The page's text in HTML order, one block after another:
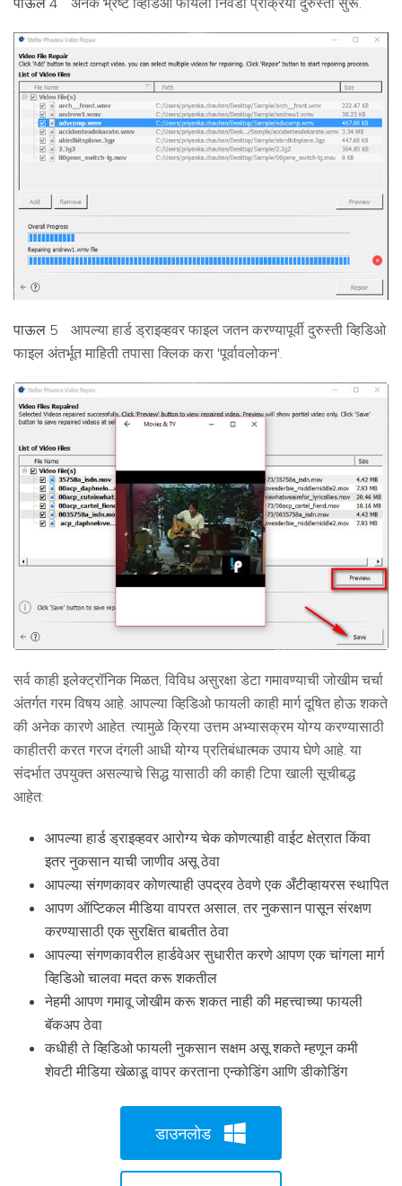
पाऊल 5
आपल्या हार्ड ड्राइव्हवर फाइल जतन करण्यापूर्वी दुरुस्ती व्हिडिओ
फाइल अंतर्भूत माहिती तपासा क्लिक करा 'पूर्वावलोकन'.
सर्व काही इलेक्ट्रॉनिक मिळत, विविध असुरक्षा डेटा गमावण्याची जोखीम चर्चा
अंतर्गत गरम विषय आहे. आपल्या व्हिडिओ फायली काही मार्ग दूषित होऊ शकते
की अनेक कारणे आहेत. त्यामुळे क्रिया उत्तम अभ्यासक्रम योग्य करण्यासाठी
काहीतरी करत गरज दंगली आधी योग्य प्रतिबंधात्मक उपाय घेणे आहे. या
संदर्भात उपयुक्त असल्याचे सिद्ध यासाठी की काही टिपा खाली सूचीबद्ध
आहेत:
आपल्या हार्ड ड्राइव्हवर आरोग्य चेक कोणत्याही वाईट क्षेत्रात किंवा
इतर नुकसान याची जाणीव असू ठेवा
आपल्या संगणकावर कोणत्याही उपद्रव ठेवणे एक अँटीव्हायरस स्थापित
आपण ऑप्टिकल मीडिया वापरत असाल, तर नुकसान पासून संरक्षण
करण्यासाठी एक सुरक्षित बाबतीत ठेवा
आपल्या संगणकावरील हार्डवेअर सुधारीत करणे आपण एक चांगला मार्ग
व्हिडिओ चालवा मदत करू शकतील
नेहमी आपण गमावू जोखीम करू शकत नाही की महत्त्वाच्या फायली
बॅकअप ठेवा
कधीही ते व्हिडिओ फायली नुकसान सक्षम असू शकते म्हणून कमी
शेवटी मीडिया खेळाडू वापर करताना एन्कोडिंग आणि डीकोडिंग
डाउनलोड